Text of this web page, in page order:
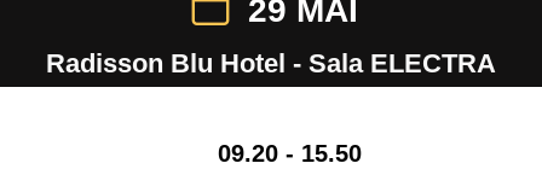
29 MAI
Radisson Blu Hotel - Sala ELECTRA
09.20 - 15.50